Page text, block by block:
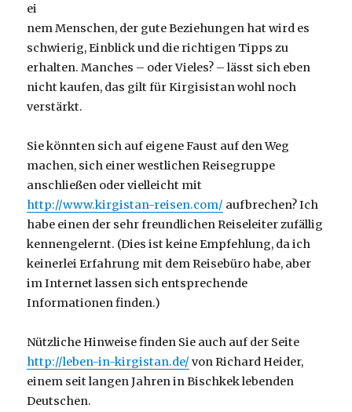
ei
nem Menschen, der gute Beziehungen hat wird es
schwierig, Einblick und die richtigen Tipps zu
erhalten. Manches – oder Vieles? – lässt sich eben
nicht kaufen, das gilt für Kirgisistan wohl noch
verstärkt.
Sie könnten sich auf eigene Faust auf den Weg
machen, sich einer westlichen Reisegruppe
anschließen oder vielleicht mit
http://www.kirgistan-reisen.com/ aufbrechen? Ich
habe einen der sehr freundlichen Reiseleiter zufällig
kennengelernt. (Dies ist keine Empfehlung, da ich
keinerlei Erfahrung mit dem Reisebüro habe, aber
im Internet lassen sich entsprechende
Informationen finden.)
Nützliche Hinweise finden Sie auch auf der Seite
http://leben-in-kirgistan.de/ von Richard Heider,
einem seit langen Jahren in Bischkek lebenden
Deutschen.